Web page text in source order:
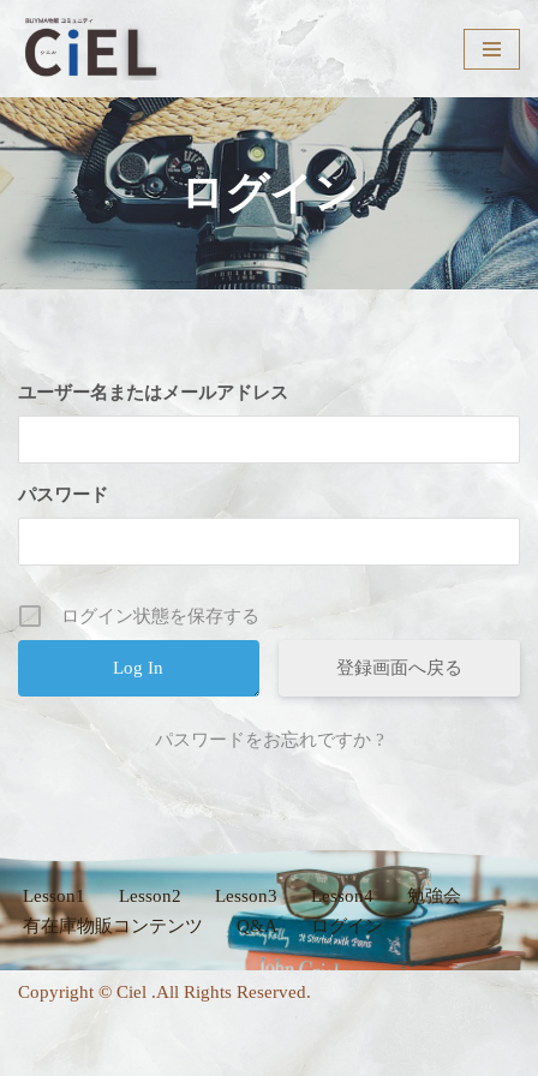
コ
テ
ン
ス
キ
ログイン
ユーザー名またはメールアドレス
パスワード
ログイン状態を保存する
登録画面へ戻る
パスワードをお忘れですか ?
Lesson1 Lesson2 Lesson3 Lesson4
勉強会
有在庫物販コンテンツ
Q&A ログイン
Copyright © Ciel .All Rights Reserved.